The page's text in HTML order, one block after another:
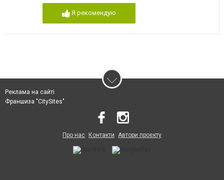
Я рекомендую
Реклама на сайті
Франшиза "CitySites"
Про нас Контакти Автори проєкту